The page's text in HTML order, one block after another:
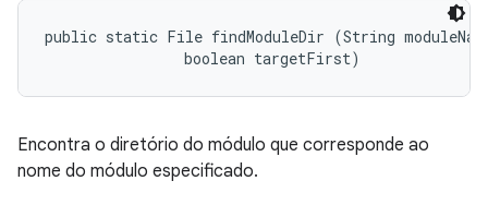
public static File findModuleDir (String
                boolean targetFirst)
Encontra o diretório do módulo que corresponde ao
nome do módulo especificado.